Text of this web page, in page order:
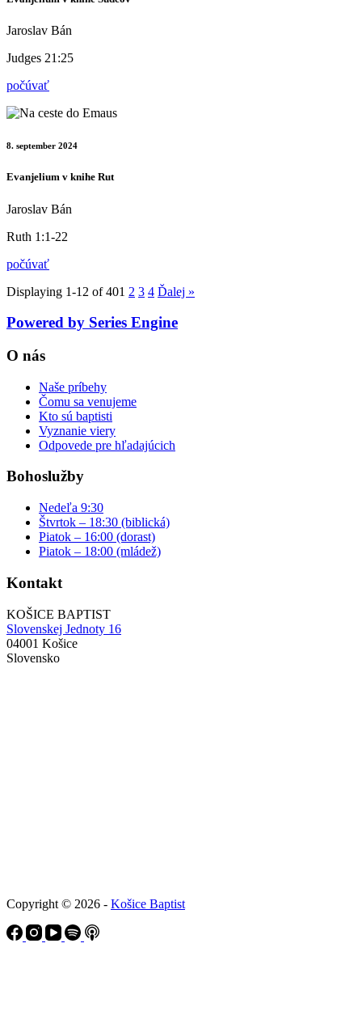
Jaroslav Bán
Judges 21:25
počúvať
8. september 2024
Evanjelium v knihe Rut
Jaroslav Bán
Ruth 1:1-22
počúvať
Displaying 1-12 of 401 2 3 4 Ďalej »
Powered by Series Engine
O nás
Naše príbehy
Čomu sa venujeme
Kto sú baptisti
Vyznanie viery
Odpovede pre hľadajúcich
Bohoslužby
Nedeľa 9:30
Štvrtok – 18:30 (biblická)
Piatok – 16:00 (dorast)
Piatok – 18:00 (mládež)
Kontakt
KOŠICE BAPTIST
Slovenskej Jednoty 16
04001 Košice
Slovensko
Copyright © 2026 - Košice Baptist